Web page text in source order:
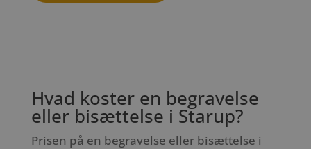
Hvad koster en begravelse
eller bisættelse i Starup?
Prisen på en begravelse eller bisættelse i